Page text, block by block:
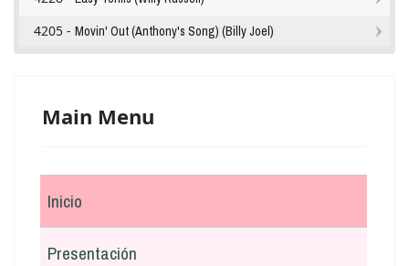
4205 - Movin' Out (Anthony's Song) (Billy Joel)
Main Menu
Inicio
Presentación